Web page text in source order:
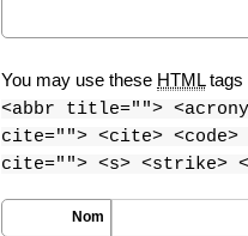
You may use these HTMLtags
<abbr title="">
cite=""> <cite> <code>
cite=""> <s> <strike>
Nom